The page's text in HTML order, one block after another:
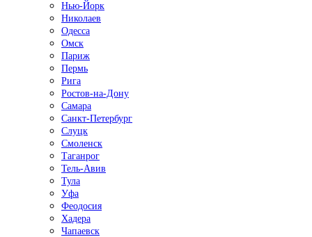
Нью-Йорк
Николаев
Одесса
Омск
Париж
Пермь
Рига
Ростов-на-Дону
Самара
Санкт-Петербург
Слуцк
Смоленск
Таганрог
Тель-Авив
Тула
Уфа
Феодосия
Хадера
Чапаевск